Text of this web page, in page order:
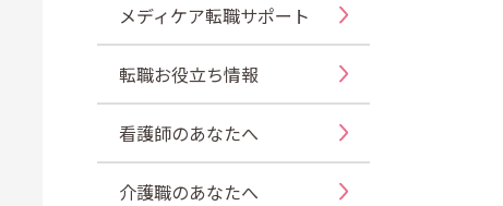
メディケア転職サポート
転職お役立ち情報
看護師のあなたへ
介護職のあなたへ